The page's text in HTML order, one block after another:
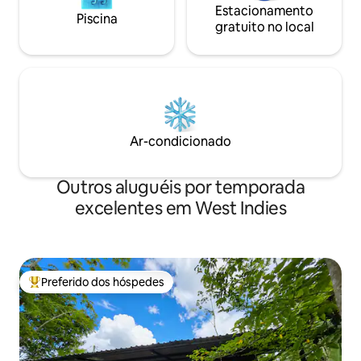
Piscina
Estacionamento
gratuito no local
Ar-condicionado
Outros aluguéis por temporada
excelentes em West Indies
Entre os melhores preferidos dos hóspedes
Preferido dos hóspedes